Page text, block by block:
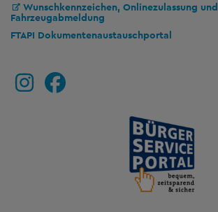
Wunschkennzeichen, Onlinezulassung und
Fahrzeugabmeldung
FTAPI Dokumentenaustauschportal